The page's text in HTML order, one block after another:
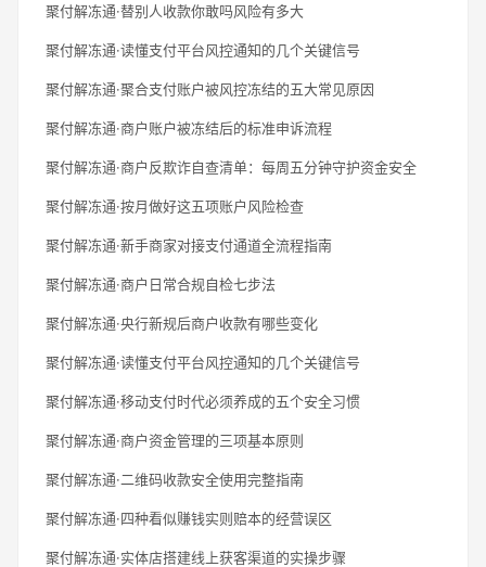
聚付解冻通·替别人收款你敢吗风险有多大
聚付解冻通·读懂支付平台风控通知的几个关键信号
聚付解冻通·聚合支付账户被风控冻结的五大常见原因
聚付解冻通·商户账户被冻结后的标准申诉流程
聚付解冻通·商户反欺诈自查清单：每周五分钟守护资金安全
聚付解冻通·按月做好这五项账户风险检查
聚付解冻通·新手商家对接支付通道全流程指南
聚付解冻通·商户日常合规自检七步法
聚付解冻通·央行新规后商户收款有哪些变化
聚付解冻通·读懂支付平台风控通知的几个关键信号
聚付解冻通·移动支付时代必须养成的五个安全习惯
聚付解冻通·商户资金管理的三项基本原则
聚付解冻通·二维码收款安全使用完整指南
聚付解冻通·四种看似赚钱实则赔本的经营误区
聚付解冻通·实体店搭建线上获客渠道的实操步骤